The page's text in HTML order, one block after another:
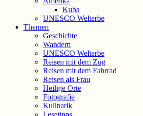
Kuba
UNESCO Welterbe
Themen
Geschichte
Wandern
UNESCO Welterbe
Reisen mit dem Zug
Reisen mit dem Fahrrad
Reisen als Frau
Heilige Orte
Fotografie
Kulinarik
Lesetipps